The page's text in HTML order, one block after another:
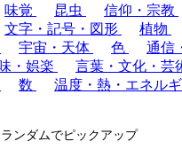
味覚 昆虫 信仰・宗教
文字・記号・図形 植物
宇宙・天体 色 通信
・娯楽
言葉・文化・芸
数 温度・熱・エネル
ンダムでピックアップ